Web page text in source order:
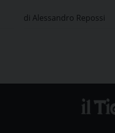
di Alessandro Repossi